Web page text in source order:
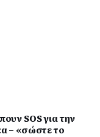
SOS για την
– «σώστε το